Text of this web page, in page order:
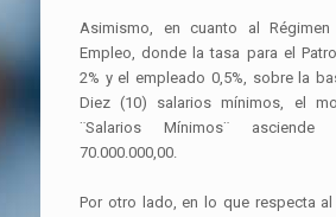
Asimismo, en cuanto al Régimen
Empleo, donde la tasa para el
2% y el empleado 0,5%, sobre la
Diez (10) salarios mínimos, el
¨Salarios Mínimos¨
70.000.000,00.
Por otro lado, en lo que respecta al